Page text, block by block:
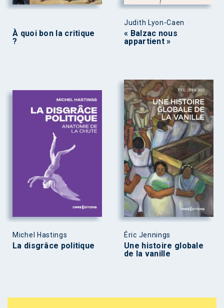
À quoi bon la critique
?
Judith Lyon-Caen
« Balzac nous
appartient »
Michel Hastings
La disgrâce politique
Éric Jennings
Une histoire globale
de la vanille